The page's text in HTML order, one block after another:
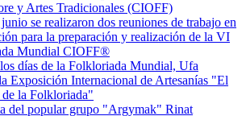
y Artes Tradicionales (CIOFF)
se realizaron dos reuniones de trabajo en
para la preparación y realización de la VI
Mundial CIOFF®️
días de la Folkloriada Mundial, Ufa
Exposición Internacional de Artesanías "El
la Folkloriada"
del popular grupo "Argymak" Rinat